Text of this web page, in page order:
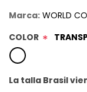
Marca: WORLD
COLOR *
La talla Brasil